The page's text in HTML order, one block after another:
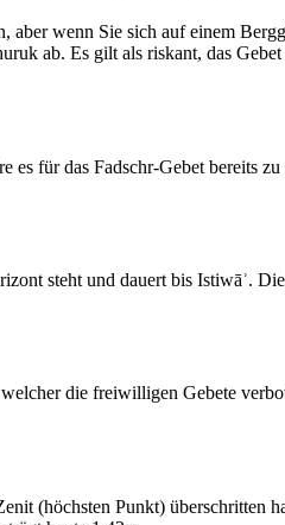
wenn Sie sich auf einem
ab. Es gilt als riskant, das
es für das Fadschr-Gebet bereits zu
steht und dauert bis Istiwāʾ.
die freiwilligen Gebete
(höchsten Punkt)